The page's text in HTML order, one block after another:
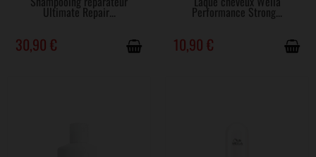
Ultimate Repair...
30,90 €
Performance Strong...
10,90 €